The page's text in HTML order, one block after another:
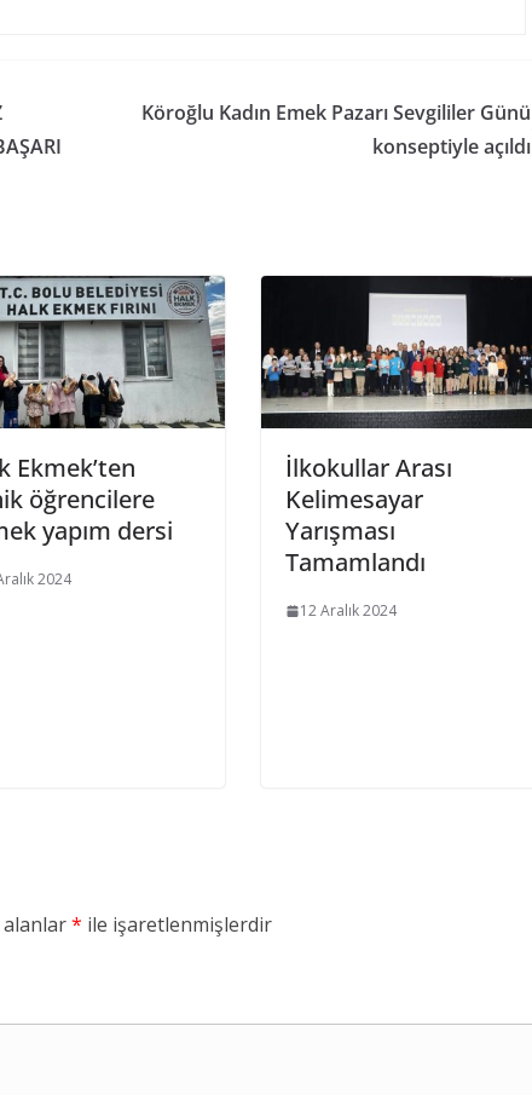
Köroğlu Kadın Emek Pazarı Sevgililer Günü
konseptiyle açıldı
Ekmek’ten
öğrencilere
yapım dersi
2024
İlkokullar Arası
Kelimesayar
Yarışması
Tamamlandı
12 Aralık 2024
* ile işaretlenmişlerdir